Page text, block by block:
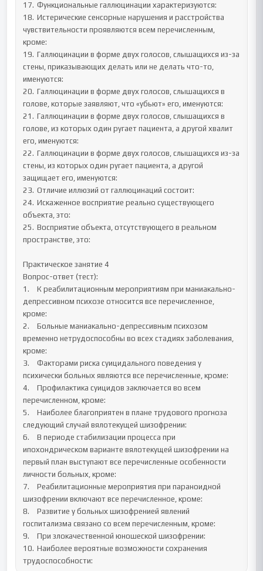
17.	Функциональные галлюцинации характеризуются:
18.	Истерические сенсорные нарушения и расстройства
чувствительности проявляются всем перечисленным,
кроме:
19.	Галлюцинации в форме двух голосов, слышащихся из-за
стены, приказывающих делать или не делать что-то,
именуются:
20.	Галлюцинации в форме двух голосов, слышащихся в
голове, которые заявляют, что «убьют» его, именуются:
21.	Галлюцинации в форме двух голосов, слышащихся в
голове, из которых один ругает пациента, а другой хвалит
его, именуются:
22.	Галлюцинации в форме двух голосов, слышащихся из-за
стены, из которых один ругает пациента, а другой
защищает его, именуются:
23.	Отличие иллюзий от галлюцинаций состоит:
24.	Искаженное восприятие реально существующего
объекта, это:
25.	Восприятие объекта, отсутствующего в реальном
пространстве, это:
Практическое занятие 4
Вопрос-ответ (тест):
1.	К реабилитационным мероприятиям при маниакально-
депрессивном психозе относится все перечисленное,
кроме:
2.	Больные маниакально-депрессивным психозом
временно нетрудоспособны во всех стадиях заболевания,
кроме:
3.	Факторами риска суицидального поведения у
психически больных являются все перечисленные, кроме:
4.	Профилактика суицидов заключается во всем
перечисленном, кроме:
5.	Наиболее благоприятен в плане трудового прогноза
следующий случай вялотекущей шизофрении:
6.	В периоде стабилизации процесса при
ипохондрическом варианте вялотекущей шизофрении на
первый план выступают все перечисленные особенности
личности больных, кроме:
7.	Реабилитационные мероприятия при параноидной
шизофрении включают все перечисленное, кроме:
8.	Развитие у больных шизофренией явлений
госпитализма связано со всем перечисленным, кроме:
9.	При злокачественной юношеской шизофрении:
10.	Наиболее вероятные возможности сохранения
трудоспособности: